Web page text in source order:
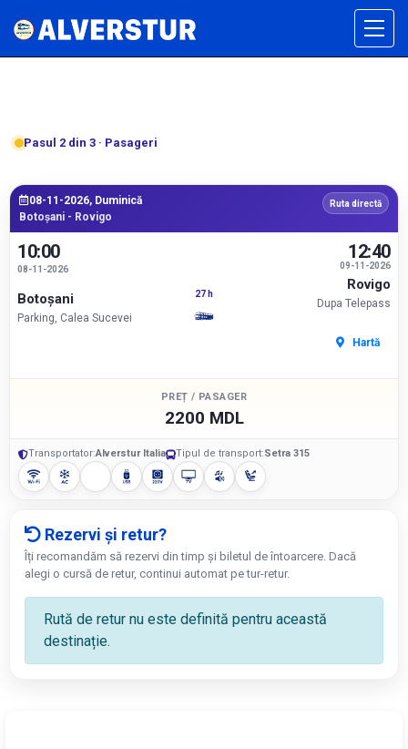
Pasul 2 din 3 · Pasageri
08-11-2026, Duminică
Botoșani - Rovigo
Ruta directă
10:00
08-11-2026
Botoșani
Parking, Calea Sucevei
27 h
09-11-2026
12:40
Rovigo
Dupa Telepass
Hartă
PREȚ / PASAGER
2200 MDL
Transportator:Alverstur Italia Tipul de transport:Setra 315
Rezervi și retur?
Îți recomandăm să rezervi din timp și biletul de întoarcere. Dacă
alegi o cursă de retur, continui automat pe tur-retur.
Rută de retur nu este definită pentru această
destinație.